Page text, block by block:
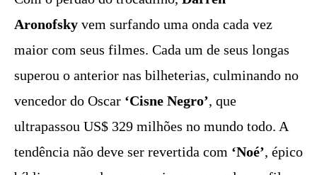
Aronofsky vem surfando uma onda cada vez
maior com seus filmes. Cada um de seus longas
superou o anterior nas bilheterias, culminando no
vencedor do Oscar ‘Cisne Negro’, que
ultrapassou US$ 329 milhões no mundo todo. A
tendência não deve ser revertida com ‘Noé’, épico